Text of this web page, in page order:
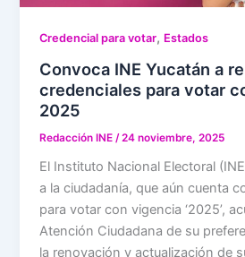
Credencial para votar, Estados
Convoca INE Yucatán a
credenciales para votar
2025
Redacción INE /24 noviembre, 2025
El Instituto Nacional Electoral
a la ciudadanía, que aún cuenta
para votar con vigencia ‘2025’,
Atención Ciudadana de su
la renovación y actualización de